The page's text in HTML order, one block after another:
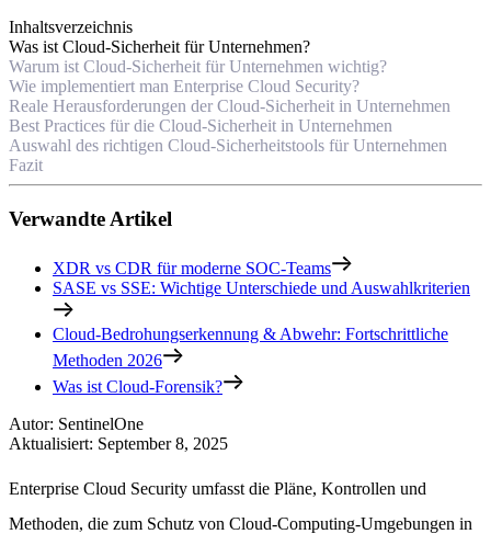
Inhaltsverzeichnis
Was ist Cloud-Sicherheit für Unternehmen?
Warum ist Cloud-Sicherheit für Unternehmen wichtig?
Wie implementiert man Enterprise Cloud Security?
Reale Herausforderungen der Cloud-Sicherheit in Unternehmen
Best Practices für die Cloud-Sicherheit in Unternehmen
Auswahl des richtigen Cloud-Sicherheitstools für Unternehmen
Fazit
Verwandte Artikel
XDR vs CDR für moderne SOC-Teams
SASE vs SSE: Wichtige Unterschiede und Auswahlkriterien
Cloud-Bedrohungserkennung & Abwehr: Fortschrittliche
Methoden 2026
Was ist Cloud-Forensik?
Autor: SentinelOne
Aktualisiert: September 8, 2025
Enterprise Cloud Security umfasst die Pläne, Kontrollen und
Methoden, die zum Schutz von Cloud-Computing-Umgebungen in